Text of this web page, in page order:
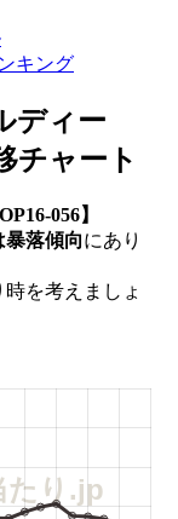
キング
ディー
チャート
OP16-056】
暴落傾向にあり
を考えましょ